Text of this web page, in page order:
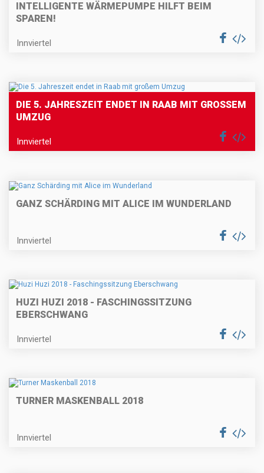
INTELLIGENTE WÄRMEPUMPE HILFT BEIM
SPAREN!
Innviertel
DIE 5. JAHRESZEIT ENDET IN RAAB MIT GROSSEM U
MZUG
Innviertel
GANZ SCHÄRDING MIT ALICE IM WUNDERLAND
Innviertel
HUZI HUZI 2018 - FASCHINGSSITZUNG
EBERSCHWANG
Innviertel
TURNER MASKENBALL 2018
Innviertel